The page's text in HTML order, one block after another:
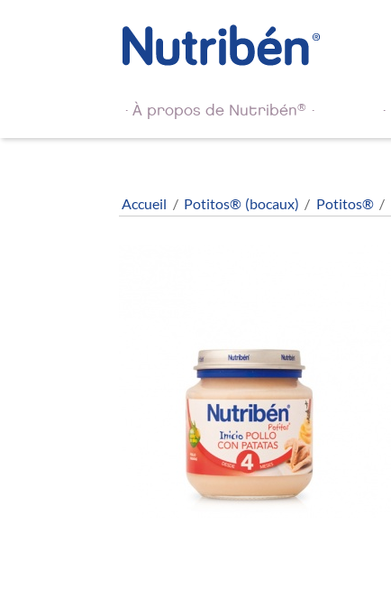
À propos de Nutribén®
Accueil / Potitos® (bocaux) / Potitos® /